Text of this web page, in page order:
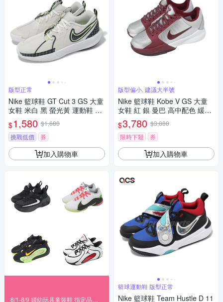
版型正常
Nike 籃球鞋 GT Cut 3 GS 大童
女鞋 米白 黑 螢光黃 運動鞋 氣
墊 緩震 FD7033-005
$1,580 $1,680
挑戰低價
券
加入購物車
版型偏小, 建議大半號
Nike 籃球鞋 Kobe V GS 大童
女鞋 紅 銀 曼巴 高中配色 緩震
HM9522-001
$3,780 $3,880
限時下殺
券
加入購物車
籃球運動鞋 版型正常
Nike 籃球鞋 Team Hustle D 11